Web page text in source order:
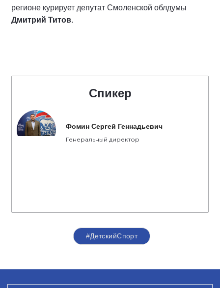
регионе курирует депутат Смоленской облдумы
Дмитрий Титов.
Спикер
Фомин Сергей Геннадьевич
Генеральный директор
#ДетскийСпорт